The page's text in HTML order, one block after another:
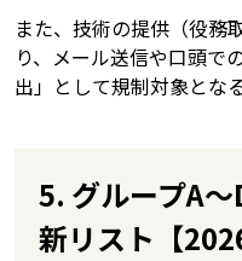
また、技術の提供（役務
り、メール送信や口頭で
出」として規制対象とな
5. グループA
新リスト【